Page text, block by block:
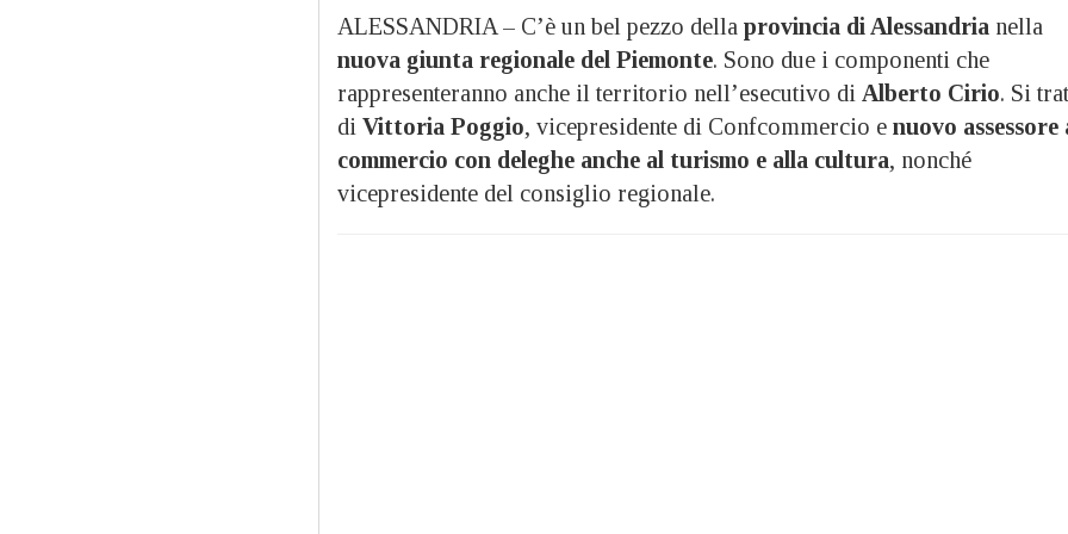
ALESSANDRIA – C’è un bel pezzo della provincia di Alessandria nella
nuova giunta regionale del Piemonte. Sono due i componenti che
rappresenteranno anche il territorio nell’esecutivo di Alberto Cirio. Si
di Vittoria Poggio, vicepresidente di Confcommercio e nuovo assessore
commercio con deleghe anche al turismo e alla cultura, nonché
vicepresidente del consiglio regionale.